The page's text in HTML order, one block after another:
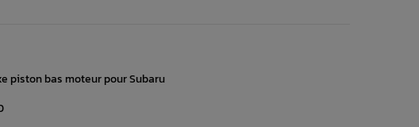
piston bas moteur pour Subaru